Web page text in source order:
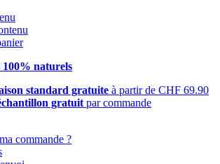
100% naturels
standard gratuite à partir de CHF 69.90
gratuit par commande
commande ?